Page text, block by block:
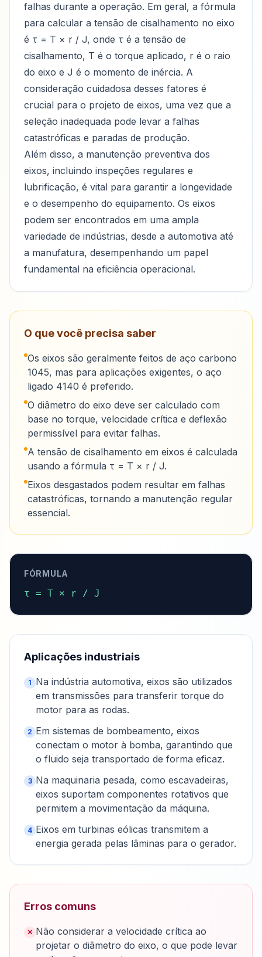
falhas durante a operação. Em geral, a fórmula
para calcular a tensão de cisalhamento no eixo
é τ = T × r / J, onde τ é a tensão de
cisalhamento, T é o torque aplicado, r é o raio
do eixo e J é o momento de inércia. A
consideração cuidadosa desses fatores é
crucial para o projeto de eixos, uma vez que a
seleção inadequada pode levar a falhas
catastróficas e paradas de produção.
Além disso, a manutenção preventiva dos
eixos, incluindo inspeções regulares e
lubrificação, é vital para garantir a longevidade
e o desempenho do equipamento. Os eixos
podem ser encontrados em uma ampla
variedade de indústrias, desde a automotiva até
a manufatura, desempenhando um papel
fundamental na eficiência operacional.
O que você precisa saber
Os eixos são geralmente feitos de aço carbono
1045, mas para aplicações exigentes, o aço
ligado 4140 é preferido.
O diâmetro do eixo deve ser calculado com
base no torque, velocidade crítica e deflexão
permissível para evitar falhas.
A tensão de cisalhamento em eixos é calculada
usando a fórmula τ = T × r / J.
Eixos desgastados podem resultar em falhas
catastróficas, tornando a manutenção regular
essencial.
FÓRMULA
τ = T × r / J
Aplicações industriais
1 Na indústria automotiva, eixos são utilizados
em transmissões para transferir torque do
motor para as rodas.
2 Em sistemas de bombeamento, eixos
conectam o motor à bomba, garantindo que
o fluido seja transportado de forma eficaz.
3 Na maquinaria pesada, como escavadeiras,
eixos suportam componentes rotativos que
permitem a movimentação da máquina.
4 Eixos em turbinas eólicas transmitem a
energia gerada pelas lâminas para o gerador.
Erros comuns
✕ Não considerar a velocidade crítica ao
projetar o diâmetro do eixo, o que pode levar